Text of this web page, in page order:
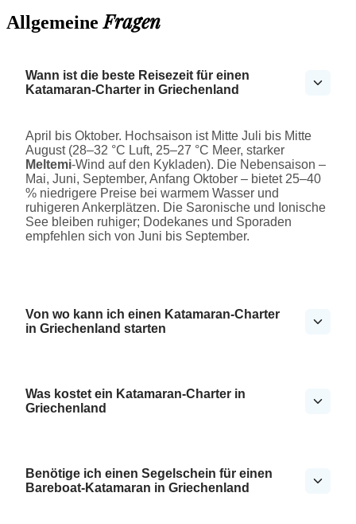
AllgemeineFragen
Wann ist die beste Reisezeit für einen
Katamaran-Charter in Griechenland
April bis Oktober. Hochsaison ist Mitte Juli bis Mitte
August (28–32 °C Luft, 25–27 °C Meer, starker
Meltemi-Wind auf den Kykladen). Die Nebensaison –
Mai, Juni, September, Anfang Oktober – bietet 25–40
% niedrigere Preise bei warmem Wasser und
ruhigeren Ankerplätzen. Die Saronische und Ionische
See bleiben ruhiger; Dodekanes und Sporaden
empfehlen sich von Juni bis September.
Von wo kann ich einen Katamaran-Charter
in Griechenland starten
Was kostet ein Katamaran-Charter in
Griechenland
Benötige ich einen Segelschein für einen
Bareboat-Katamaran in Griechenland